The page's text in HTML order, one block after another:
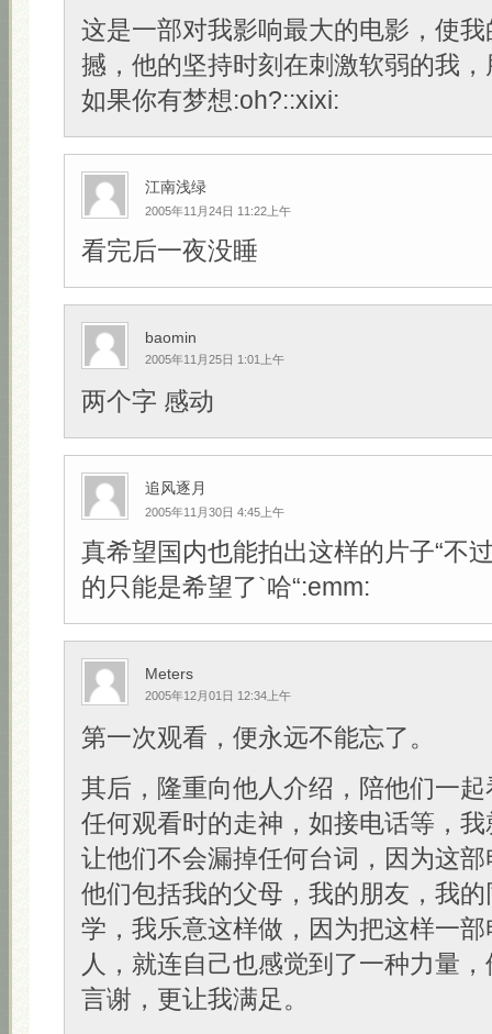
这是一部对我影响最大的电影，使
撼，他的坚持时刻在刺激软弱的我
如果你有梦想:oh?::xixi:
江南浅绿
2005年11月24日 11:22上午
看完后一夜没睡
baomin
2005年11月25日 1:01上午
两个字 感动
追风逐月
2005年11月30日 4:45上午
真希望国内也能拍出这样的片子“不
的只能是希望了`哈“:emm:
Meters
2005年12月01日 12:34上午
第一次观看，便永远不能忘了。
其后，隆重向他人介绍，陪他们一
任何观看时的走神，如接电话等，
让他们不会漏掉任何台词，因为这
他们包括我的父母，我的朋友，我
学，我乐意这样做，因为把这样一
人，就连自己也感觉到了一种力量
言谢，更让我满足。